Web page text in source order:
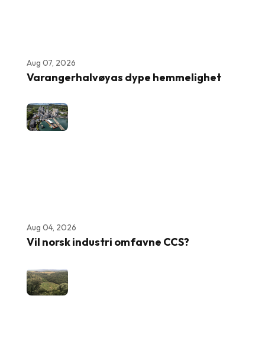
Aug 07, 2026
Varangerhalvøyas dype hemmelighet
Aug 04, 2026
Vil norsk industri omfavne CCS?